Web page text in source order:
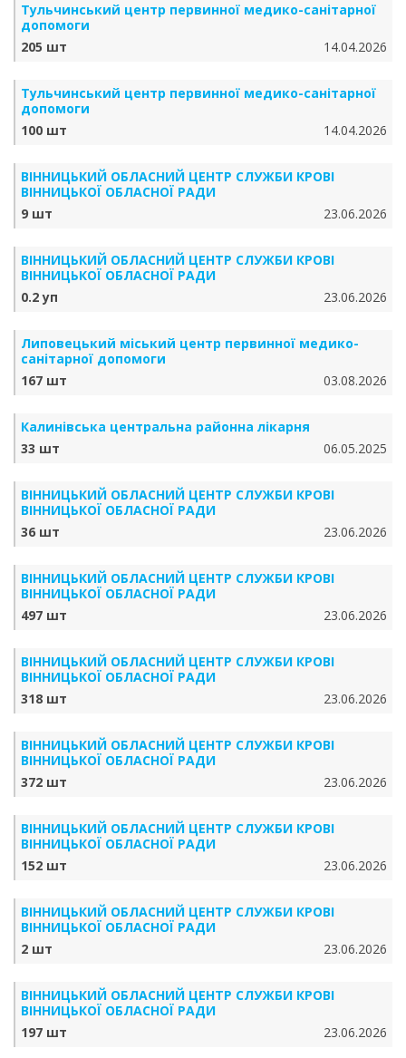
Тульчинський центр первинної медико-санітарної
допомоги
205 шт
14.04.2026
Тульчинський центр первинної медико-санітарної
допомоги
100 шт
14.04.2026
ВІННИЦЬКИЙ ОБЛАСНИЙ ЦЕНТР СЛУЖБИ КРОВІ
ВІННИЦЬКОЇ ОБЛАСНОЇ РАДИ
9 шт
23.06.2026
ВІННИЦЬКИЙ ОБЛАСНИЙ ЦЕНТР СЛУЖБИ КРОВІ
ВІННИЦЬКОЇ ОБЛАСНОЇ РАДИ
0.2 уп
23.06.2026
Липовецький міський центр первинної медико-
санітарної допомоги
167 шт
03.08.2026
Калинівська центральна районна лікарня
33 шт
06.05.2025
ВІННИЦЬКИЙ ОБЛАСНИЙ ЦЕНТР СЛУЖБИ КРОВІ
ВІННИЦЬКОЇ ОБЛАСНОЇ РАДИ
36 шт
23.06.2026
ВІННИЦЬКИЙ ОБЛАСНИЙ ЦЕНТР СЛУЖБИ КРОВІ
ВІННИЦЬКОЇ ОБЛАСНОЇ РАДИ
497 шт
23.06.2026
ВІННИЦЬКИЙ ОБЛАСНИЙ ЦЕНТР СЛУЖБИ КРОВІ
ВІННИЦЬКОЇ ОБЛАСНОЇ РАДИ
318 шт
23.06.2026
ВІННИЦЬКИЙ ОБЛАСНИЙ ЦЕНТР СЛУЖБИ КРОВІ
ВІННИЦЬКОЇ ОБЛАСНОЇ РАДИ
372 шт
23.06.2026
ВІННИЦЬКИЙ ОБЛАСНИЙ ЦЕНТР СЛУЖБИ КРОВІ
ВІННИЦЬКОЇ ОБЛАСНОЇ РАДИ
152 шт
23.06.2026
ВІННИЦЬКИЙ ОБЛАСНИЙ ЦЕНТР СЛУЖБИ КРОВІ
ВІННИЦЬКОЇ ОБЛАСНОЇ РАДИ
2 шт
23.06.2026
ВІННИЦЬКИЙ ОБЛАСНИЙ ЦЕНТР СЛУЖБИ КРОВІ
ВІННИЦЬКОЇ ОБЛАСНОЇ РАДИ
197 шт
23.06.2026